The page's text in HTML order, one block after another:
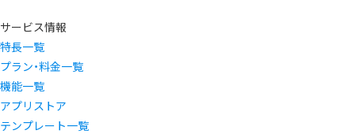
サービス情報
特長一覧
プラン・料金一覧
機能一覧
アプリストア
テンプレート一覧